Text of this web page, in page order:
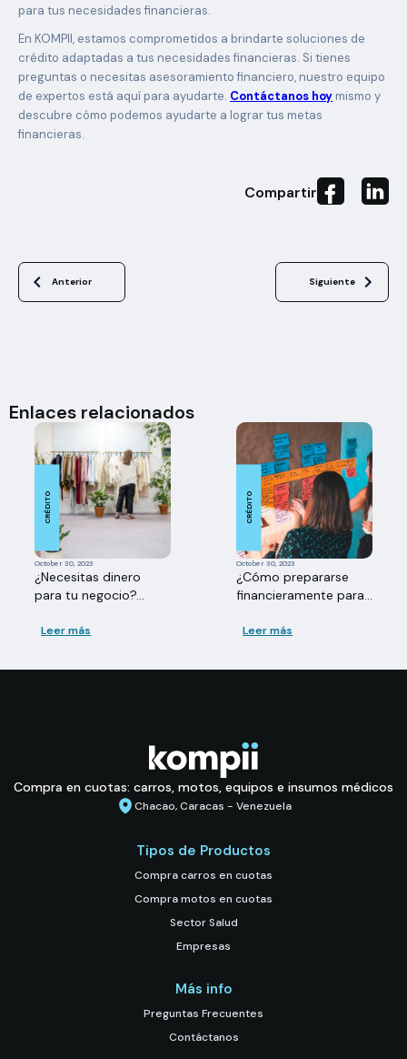
para tus necesidades financieras.
En KOMPII, estamos comprometidos a brindarte soluciones de
crédito adaptadas a tus necesidades financieras. Si tienes
preguntas o necesitas asesoramiento financiero, nuestro equipo
de expertos está aquí para ayudarte. Contáctanos hoy mismo y
descubre cómo podemos ayudarte a lograr tus metas
financieras.
Compartir
Anterior Siguiente
Enlaces relacionados
CRÉDITO
October 30, 2023
¿Necesitas dinero
para tu negocio?...
Leer más
CRÉDITO
October 30, 2023
¿Cómo prepararse
financieramente para...
Leer más
Compra en cuotas: carros, motos, equipos e insumos médicos
Chacao, Caracas - Venezuela
Tipos de Productos
Compra carros en cuotas
Compra motos en cuotas
Sector Salud
Empresas
Más info
Preguntas Frecuentes
Contáctanos